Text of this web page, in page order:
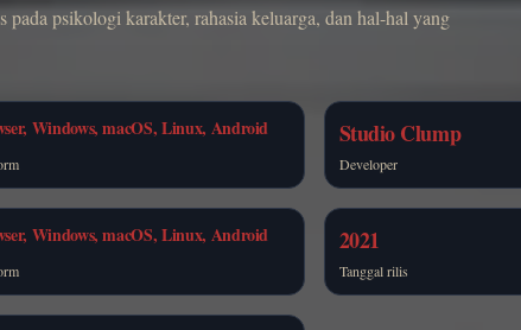
psikologi karakter, rahasia keluarga, dan hal-hal yang
Windows, macOS, Linux, Android Studio Clump
Developer
Windows, macOS, Linux, Android 2021
Tanggal rilis